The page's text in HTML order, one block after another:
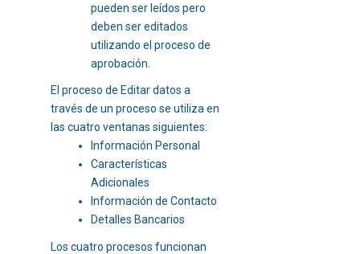
pueden ser leídos pero
deben ser editados
utilizando el proceso de
aprobación.
El proceso de Editar datos a
través de un proceso se utiliza en
las cuatro ventanas siguientes:
Información Personal
Características
Adicionales
Información de Contacto
Detalles Bancarios
Los cuatro procesos funcionan